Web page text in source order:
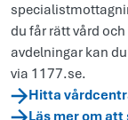
du får rätt vård
avdelningar kan
via 1177.se.
Hitta